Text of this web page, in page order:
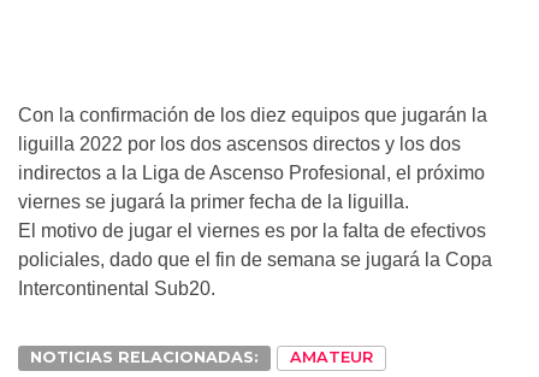
Con la confirmación de los diez equipos que jugarán la
liguilla 2022 por los dos ascensos directos y los dos
indirectos a la Liga de Ascenso Profesional, el próximo
viernes se jugará la primer fecha de la liguilla.
El motivo de jugar el viernes es por la falta de efectivos
policiales, dado que el fin de semana se jugará la Copa
Intercontinental Sub20.
NOTICIAS RELACIONADAS: AMATEUR